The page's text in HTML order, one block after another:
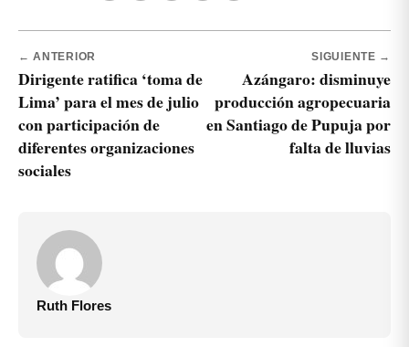
← ANTERIOR
Dirigente ratifica ‘toma de
Lima’ para el mes de julio
con participación de
diferentes organizaciones
sociales
SIGUIENTE →
Azángaro: disminuye
producción agropecuaria
en Santiago de Pupuja por
falta de lluvias
Ruth Flores